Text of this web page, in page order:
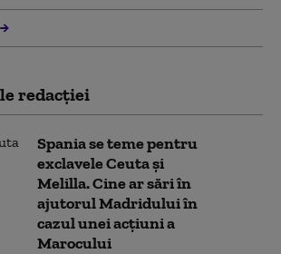
redacţiei
Spania se teme pentru
exclavele Ceuta și
Melilla. Cine ar sări în
ajutorul Madridului în
cazul unei acțiuni a
Marocului